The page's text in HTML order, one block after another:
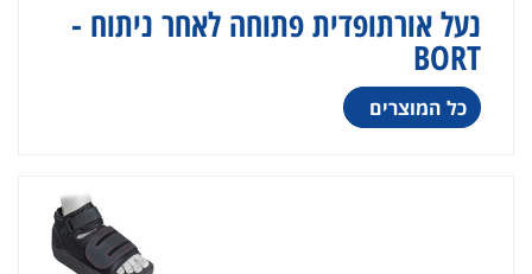
נעל אורתופדית פתוחה לאחר ניתוח -
BORT
כל המוצרים